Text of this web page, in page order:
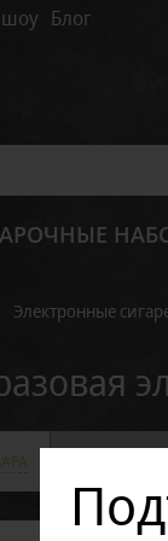
Блог
Электронные